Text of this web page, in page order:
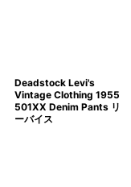
Deadstock Levi's
Vintage Clothing 1955
501XX Denim Pants リ
ーバイス